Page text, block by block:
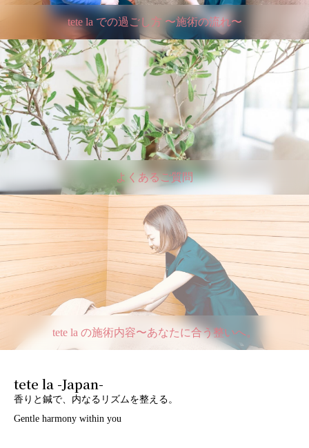
tete la での過ごし方 〜施術の流れ〜
よくあるご質問
tete la の施術内容〜あなたに合う整いへ。
tete la -Japan-
香りと鍼で、内なるリズムを整える。
Gentle harmony within you